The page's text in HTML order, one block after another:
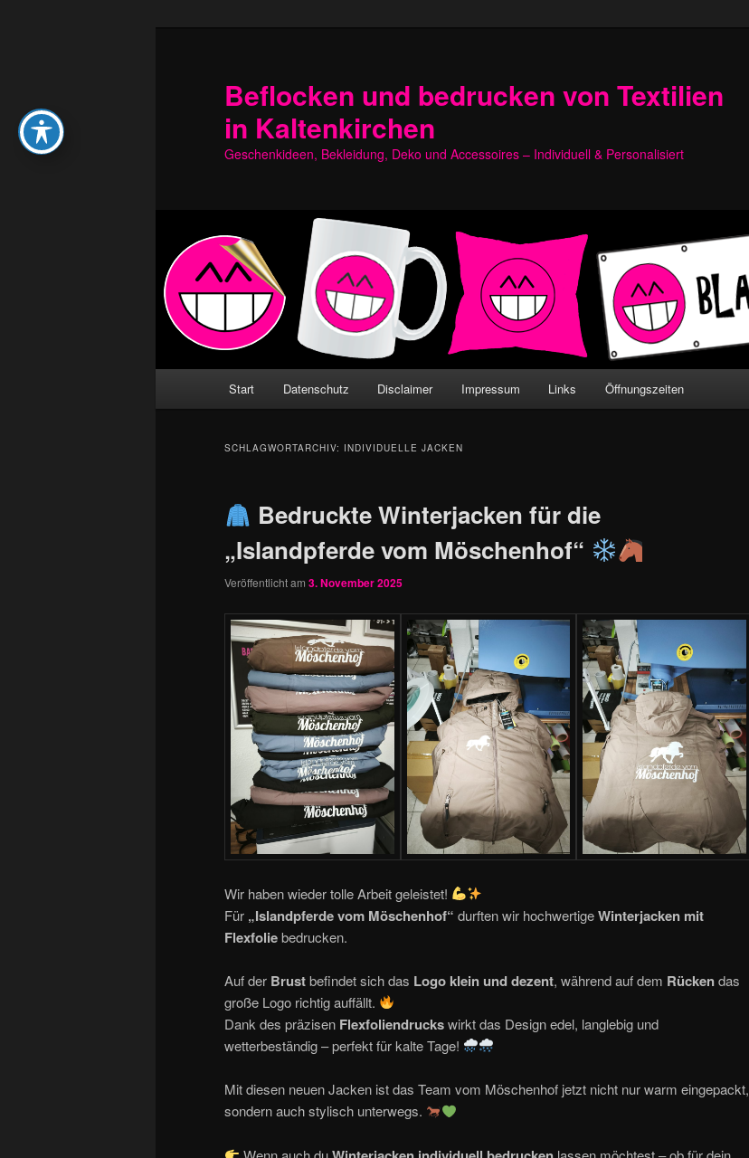
Beflocken und bedrucken von Textilien
in Kaltenkirchen
Geschenkideen, Bekleidung, Deko und Accessoires – Individuell & Personalisiert
Start Datenschutz Disclaimer Impressum Links Öffnungszeiten
SCHLAGWORTARCHIV: INDIVIDUELLE JACKEN
Bedruckte Winterjacken für die
„Islandpferde vom Möschenhof“
Veröffentlicht am 3. November 2025
Wir haben wieder tolle Arbeit geleistet!
Für „Islandpferde vom Möschenhof“ durften wir hochwertigeWinterjacken mit
Flexfoliebedrucken.
Auf der Brustbefindet sich das Logo klein und dezent, während auf dem Rückendas
große Logo richtig auffällt.
Dank des präzisen Flexfoliendruckswirkt das Design edel, langlebig und
wetterbeständig – perfekt für kalte Tage!
Mit diesen neuen Jacken ist das Team vom Möschenhof jetzt nicht nur warm eingepackt,
sondern auch stylisch unterwegs.